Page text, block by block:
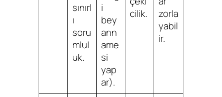
sınırl
ı
soru
mlul
uk.
i
bey
ann
ame
si
yap
ar).
cilik.
zorla
yabil
ir.